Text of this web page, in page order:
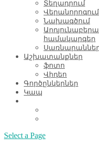
Տեղադրում
Վերանորոգում
Նախագծում
համակարգեր
Աշխատանքներ
ֆոտո
Վիդեո
Գործընկերներ
Կապ
Select a Page